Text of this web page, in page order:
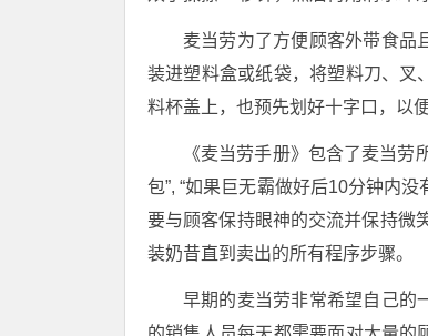
麦当劳为了方便顾客外带食品
装进塑料盒或纸袋，将塑料刀、叉
料杯盖上，也预先划好十字口，以
《麦当劳手册》包含了麦当
包”, “如果巨无霸做好后10分钟内
要与顾客保持眼神的交流并保持微
装奶昔直到卖出的所有程序步骤。
早期的麦当劳非常希望自己的